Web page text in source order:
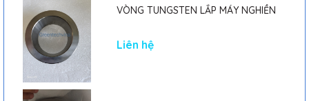
VÒNG TUNGSTEN LẮP MÁY NGHIỀN
Liên hệ